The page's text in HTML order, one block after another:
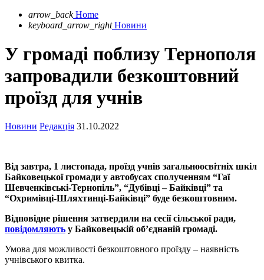
arrow_back Home
keyboard_arrow_right Новини
У громаді поблизу Тернополя
запровадили безкоштовний
проїзд для учнів
Новини Редакція 31.10.2022
Від завтра, 1 листопада, проїзд учнів загальноосвітніх шкіл
Байковецької громади у автобусах сполученням “Гаї
Шевченківські-Тернопіль”, “Дубівці – Байківці” та
“Охримівці-Шляхтинці-Байківці” буде безкоштовним.
Відповідне рішення затвердили на сесії сільської ради,
повідомляють у Байковецькій об’єднаній громаді.
Умова для можливості безкоштовного проїзду – наявність
учнівського квитка.